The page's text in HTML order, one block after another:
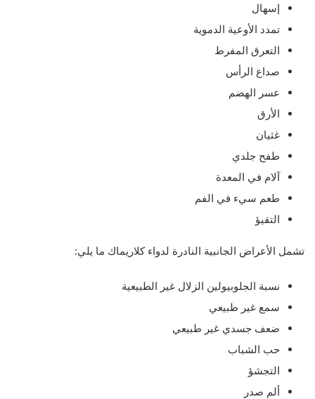
إسهال
تمدد الأوعية الدموية
التعرق المفرط
صداع الرأس
عسر الهضم
الأرق
غثيان
طفح جلدي
آلام في المعدة
طعم سيء في الفم
التقيؤ
تشمل الأعراض الجانبية النادرة لدواء كلاريماك ما يلي:
نسبة الجلوبيولين الزلال غير الطبيعية
سمع غير طبيعي
ضعف جسدي غير طبيعي
حب الشباب
التجشؤ
ألم صدر